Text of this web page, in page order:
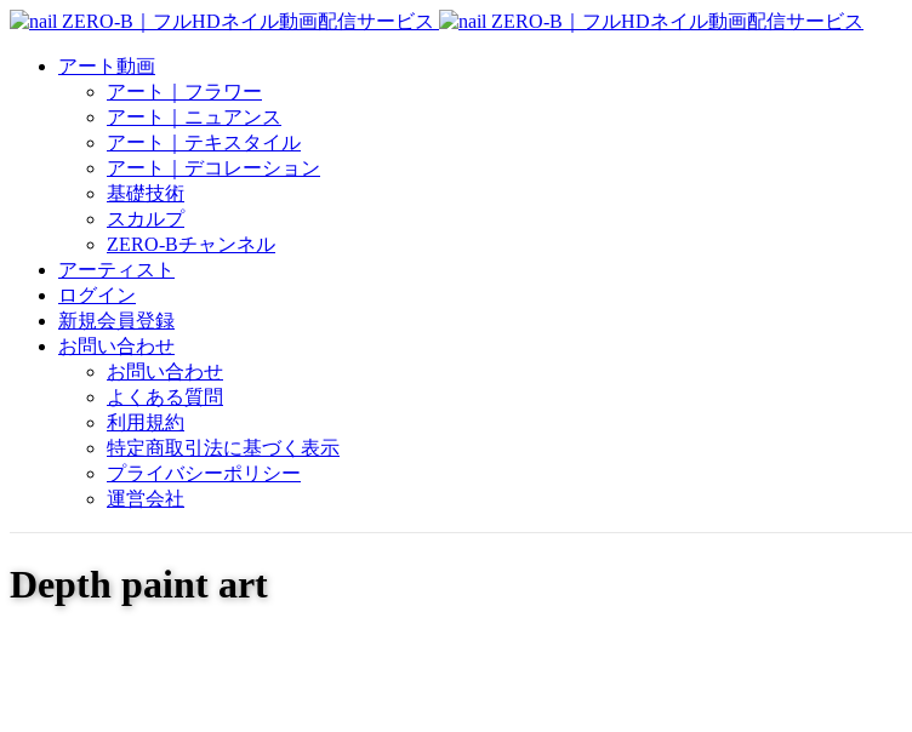
アート動画
アート｜フラワー
アート｜ニュアンス
アート｜テキスタイル
アート｜デコレーション
基礎技術
スカルプ
ZERO-Bチャンネル
アーティスト
ログイン
新規会員登録
お問い合わせ
お問い合わせ
よくある質問
利用規約
特定商取引法に基づく表示
プライバシーポリシー
運営会社
Depth paint art